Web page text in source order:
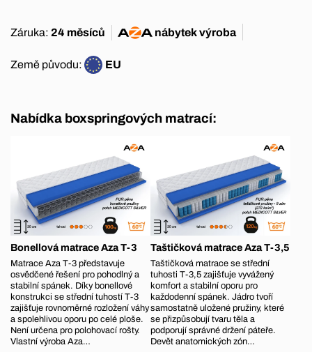
Záruka: 24 měsíců nábytekvýroba
Země původu: EU
Nabídka boxspringových matrací:
Bonellová matrace Aza T-3
Matrace Aza T-3 představuje
osvědčené řešení pro pohodlný a
stabilní spánek. Díky bonellové
konstrukci se střední tuhostí T-3
zajišťuje rovnoměrné rozložení váhy
a spolehlivou oporu po celé ploše.
Není určena pro polohovací rošty.
Vlastní výroba Aza…
Taštičková matrace Aza T-3,5
Taštičková matrace se střední
tuhosti T-3,5 zajišťuje vyvážený
komfort a stabilní oporu pro
každodenní spánek. Jádro tvoří
samostatně uložené pružiny, které
se přizpůsobují tvaru těla a
podporují správné držení páteře.
Devět anatomických zón…